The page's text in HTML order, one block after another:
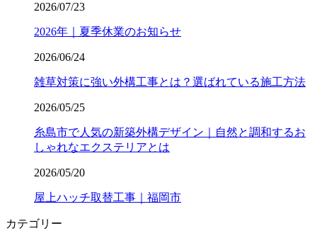
2026/07/23
2026年｜夏季休業のお知らせ
2026/06/24
雑草対策に強い外構工事とは？選ばれている施工方法
2026/05/25
糸島市で人気の新築外構デザイン｜自然と調和するお
しゃれなエクステリアとは
2026/05/20
屋上ハッチ取替工事｜福岡市
カテゴリー